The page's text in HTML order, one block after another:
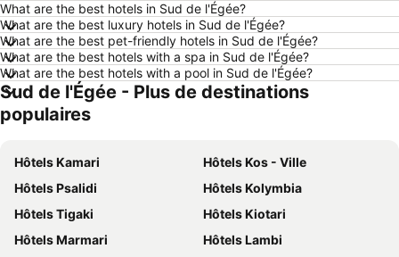
Hôtels Nice
Hôtels Berlin
Hôtels Interlaken
Hôtels Rust
Hôtels Bâle
Hôtels Lac de Garde
Hôtels Crète
Hôtels Forêt-Noire
Hôtels Ibiza
Hôtels Île de Rhodes
Hôtels Grèce
Hôtels Toscane
Hôtels Maldives
Hôtels Lake Constance
Hôtels Vorarlberg
Hôtels Grisons
Hôtels Valais
What are the best hotels in Sud de l'Égée?
What are the best luxury hotels in Sud de l'Égée?
What are the best pet-friendly hotels in Sud de l'Égée?
What are the best hotels with a spa in Sud de l'Égée?
What are the best hotels with a pool in Sud de l'Égée?
Sud de l'Égée - Plus de destinations
populaires
Hôtels Kamari
Hôtels Kos - Ville
Hôtels Psalidi
Hôtels Kolymbia
Hôtels Tigaki
Hôtels Kiotari
Hôtels Marmari
Hôtels Lambi